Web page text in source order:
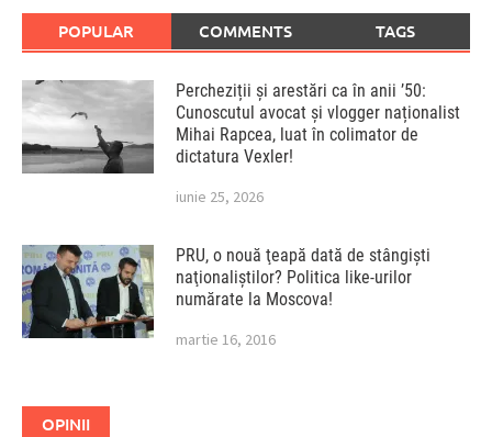
POPULAR COMMENTS TAGS
Percheziții și arestări ca în anii ’50:
Cunoscutul avocat și vlogger naționalist
Mihai Rapcea, luat în colimator de
dictatura Vexler!
iunie 25, 2026
PRU, o nouă ţeapă dată de stângişti
naţionaliştilor? Politica like-urilor
numărate la Moscova!
martie 16, 2016
OPINII